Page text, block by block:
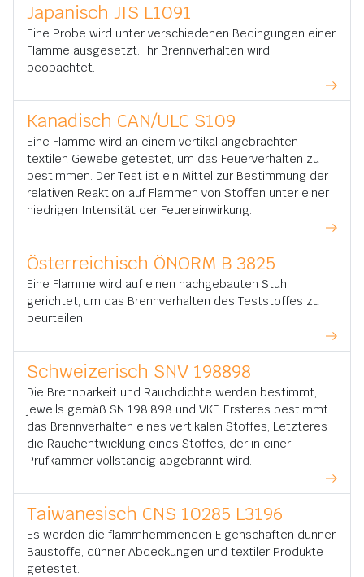
Japanisch JIS L1091
Eine Probe wird unter verschiedenen Bedingungen einer
Flamme ausgesetzt. Ihr Brennverhalten wird
beobachtet.
Kanadisch CAN/ULC S109
Eine Flamme wird an einem vertikal angebrachten
textilen Gewebe getestet, um das Feuerverhalten zu
bestimmen. Der Test ist ein Mittel zur Bestimmung der
relativen Reaktion auf Flammen von Stoffen unter einer
niedrigen Intensität der Feuereinwirkung.
Österreichisch ÖNORM B 3825
Eine Flamme wird auf einen nachgebauten Stuhl
gerichtet, um das Brennverhalten des Teststoffes zu
beurteilen.
Schweizerisch SNV 198898
Die Brennbarkeit und Rauchdichte werden bestimmt,
jeweils gemäß SN 198'898 und VKF. Ersteres bestimmt
das Brennverhalten eines vertikalen Stoffes, Letzteres
die Rauchentwicklung eines Stoffes, der in einer
Prüfkammer vollständig abgebrannt wird.
Taiwanesisch CNS 10285 L3196
Es werden die flammhemmenden Eigenschaften dünner
Baustoffe, dünner Abdeckungen und textiler Produkte
getestet.